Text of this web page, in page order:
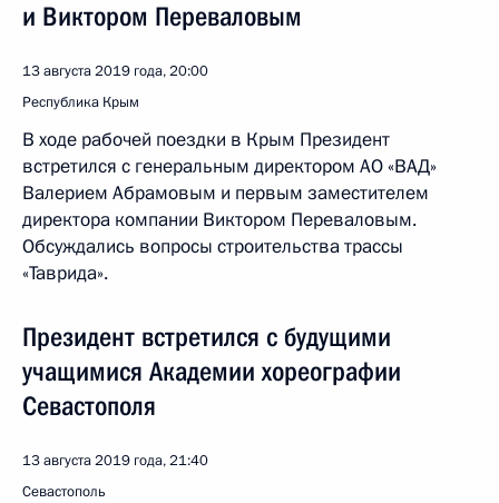
и Виктором Переваловым
13 августа 2019 года, 20:00
Республика Крым
В ходе рабочей поездки в Крым Президент
встретился с генеральным директором АО «ВАД»
Валерием Абрамовым и первым заместителем
директора компании Виктором Переваловым.
Обсуждались вопросы строительства трассы
«Таврида».
Президент встретился с будущими
учащимися Академии хореографии
Севастополя
13 августа 2019 года, 21:40
Севастополь